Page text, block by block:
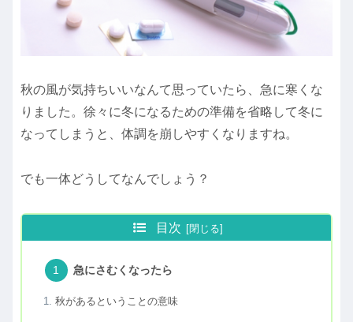
秋の風が気持ちいいなんて思っていたら、急に寒くな
りました。徐々に冬になるための準備を省略して冬に
なってしまうと、体調を崩しやすくなりますね。
でも一体どうしてなんでしょう？
目次
急にさむくなったら
秋があるということの意味